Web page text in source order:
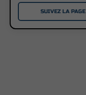
SUIVEZ LA PAGE